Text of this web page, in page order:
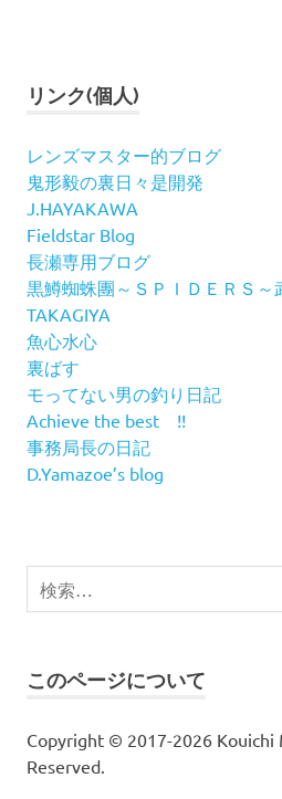
リンク(個人)
レンズマスター的ブログ
鬼形毅の裏日々是開発
J.HAYAKAWA
Fieldstar Blog
長瀬専用ブログ
黒鱒蜘蛛團～ＳＰＩＤＥＲＳ～
TAKAGIYA
魚心水心
裏ばす
モってない男の釣り日記
Achieve the best !!
事務局長の日記
D.Yamazoe’s blog
検
索
このページについて
Copyright © 2017-2026 Kouichi
Reserved.